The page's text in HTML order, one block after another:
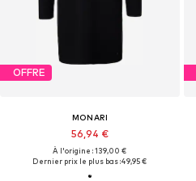
OFFRE
MONARI
56,94 €
À l'origine : 139,00 €
Dernier prix le plus bas :49,95 €